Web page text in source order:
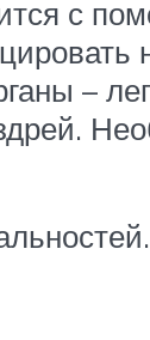
с
–